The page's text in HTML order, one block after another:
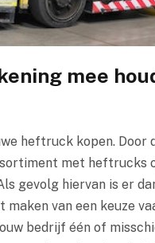
mee
heftruck kopen. Door
met heftrucks
gevolg hiervan is er
van een keuze
bedrijf één of